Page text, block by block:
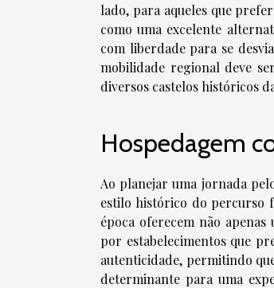
lado, para aqueles que
como uma excelente
com liberdade para se
mobilidade regional deve
diversos castelos históricos
Hospedagem
Ao planejar uma jornada
estilo histórico do percurso
época oferecem não
por estabelecimentos que
autenticidade, permitindo
determinante para uma